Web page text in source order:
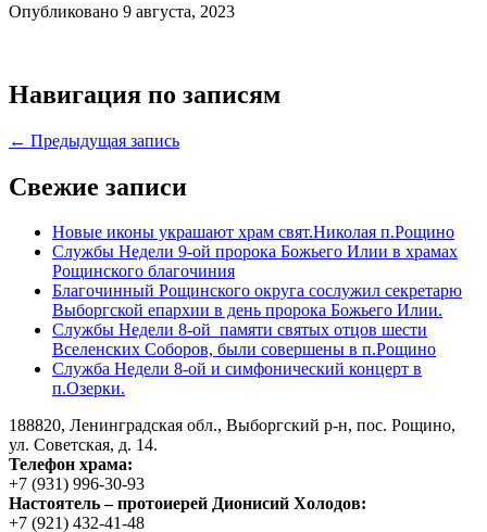
Опубликовано 9 августа, 2023
Навигация по записям
← Предыдущая запись
Свежие записи
Новые иконы украшают храм свят.Николая п.Рощино
Службы Недели 9-ой пророка Божьего Илии в храмах
Рощинского благочиния
Благочинный Рощинского округа сослужил секретарю
Выборгской епархии в день пророка Божьего Илии.
Службы Недели 8-ой памяти святых отцов шести
Вселенских Соборов, были совершены в п.Рощино
Служба Недели 8-ой и симфонический концерт в
п.Озерки.
188820, Ленинградская обл., Выборгский р-н, пос. Рощино,
ул. Советская, д. 14.
Телефон храма:
+7 (931) 996-30-93
Настоятель – протоиерей Дионисий Холодов:
+7 (921) 432-41-48